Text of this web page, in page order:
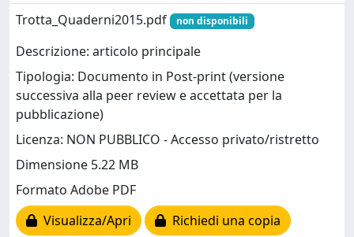
Trotta_Quaderni2015.pdf
non disponibili
Descrizione: articolo principale
Tipologia: Documento in Post-print (versione
successiva alla peer review e accettata per la
pubblicazione)
Licenza: NON PUBBLICO - Accesso privato/ristretto
Dimensione 5.22 MB
Formato Adobe PDF
Visualizza/Apri
Richiedi una copia